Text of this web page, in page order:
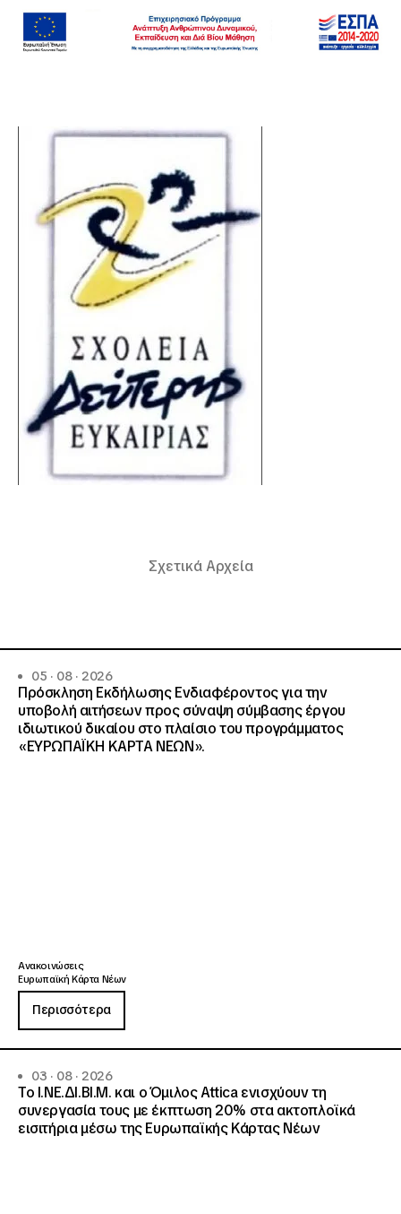
Σχετικά Αρχεία
05 · 08 · 2026
Πρόσκληση Εκδήλωσης Ενδιαφέροντος για την
υποβολή αιτήσεων προς σύναψη σύμβασης έργου
ιδιωτικού δικαίου στο πλαίσιο του προγράμματος
«ΕΥΡΩΠΑΪΚΗ ΚΑΡΤΑ ΝΕΩΝ».
Ανακοινώσεις
Ευρωπαϊκή Κάρτα Νέων
Περισσότερα
03 · 08 · 2026
Το Ι.ΝΕ.ΔΙ.ΒΙ.Μ. και o Όμιλος Attica ενισχύουν τη
συνεργασία τους με έκπτωση 20% στα ακτοπλοϊκά
εισιτήρια μέσω της Ευρωπαϊκής Κάρτας Νέων